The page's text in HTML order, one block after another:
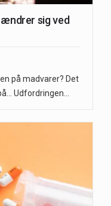
sig ved
på madvarer? Det
Udfordringen…